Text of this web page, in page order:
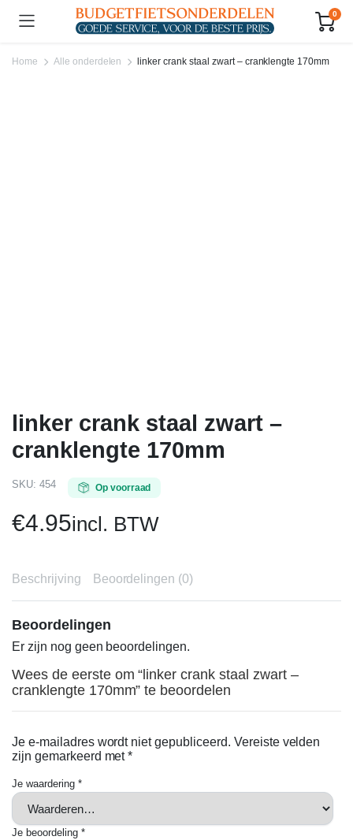
0
Home Alle onderdelen linker crank staal zwart – cranklengte 170mm
linker crank staal zwart –
cranklengte 170mm
SKU: 454 Op voorraad
€4.95incl. BTW
Beschrijving Beoordelingen (0)
Beoordelingen
Er zijn nog geen beoordelingen.
Wees de eerste om “linker crank staal zwart –
cranklengte 170mm” te beoordelen
Je e-mailadres wordt niet gepubliceerd. Vereiste velden
zijn gemarkeerd met*
Je waardering *
Je beoordeling *